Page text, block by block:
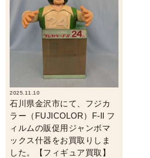
2025.11.10
石川県金沢市にて、フジカ
ラー（FUJICOLOR）F-II フ
ィルムの販促用ジャンボマ
ックス什器をお買取りしま
した。【フィギュア買取】